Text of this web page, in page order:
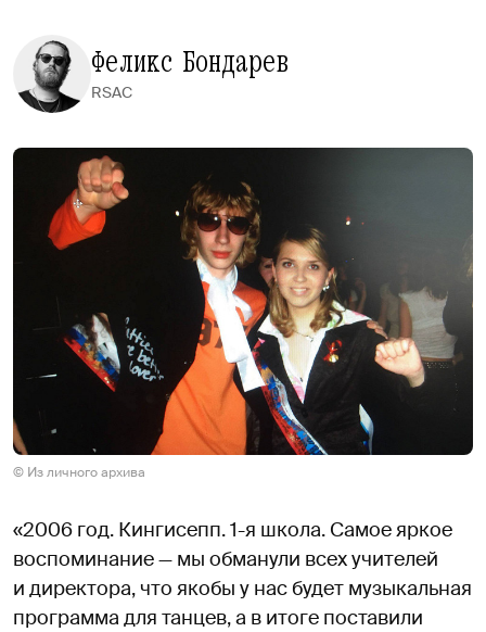
Феликс Бондарев
RSAC
© Из личного архива
«2006 год. Кингисепп. 1-я школа. Самое яркое
воспоминание — мы обманули всех учителей
и директора, что якобы у нас будет музыкальная
программа для танцев, а в итоге поставили